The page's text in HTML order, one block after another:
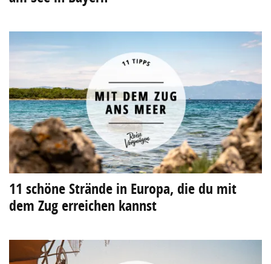
11 schöne Strände in Europa, die du mit
dem Zug erreichen kannst